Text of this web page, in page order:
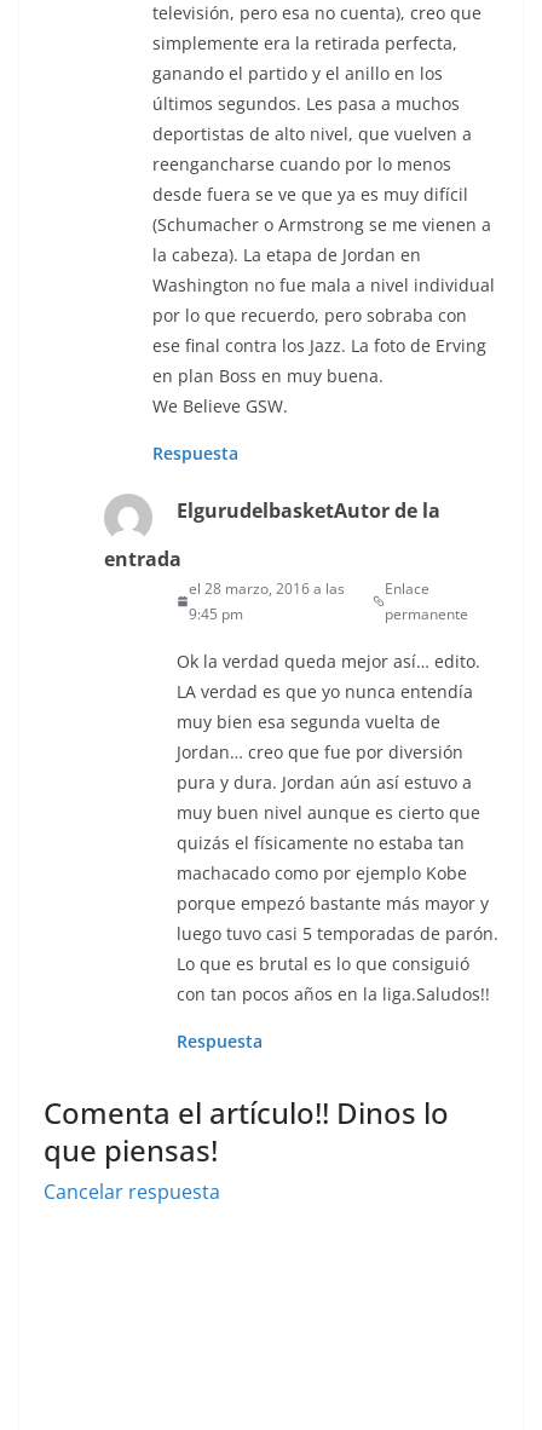
televisión, pero esa no cuenta), creo que
simplemente era la retirada perfecta,
ganando el partido y el anillo en los
últimos segundos. Les pasa a muchos
deportistas de alto nivel, que vuelven a
reengancharse cuando por lo menos
desde fuera se ve que ya es muy difícil
(Schumacher o Armstrong se me vienen a
la cabeza). La etapa de Jordan en
Washington no fue mala a nivel individual
por lo que recuerdo, pero sobraba con
ese final contra los Jazz. La foto de Erving
en plan Boss en muy buena.
We Believe GSW.
Respuesta
ElgurudelbasketAutor de la
entrada
el 28 marzo, 2016 a las
9:45 pm
Enlace
permanente
Ok la verdad queda mejor así… edito.
LA verdad es que yo nunca entendía
muy bien esa segunda vuelta de
Jordan… creo que fue por diversión
pura y dura. Jordan aún así estuvo a
muy buen nivel aunque es cierto que
quizás el físicamente no estaba tan
machacado como por ejemplo Kobe
porque empezó bastante más mayor y
luego tuvo casi 5 temporadas de parón.
Lo que es brutal es lo que consiguió
con tan pocos años en la liga.Saludos!!
Respuesta
Comenta el artículo!! Dinos lo
que piensas!
Cancelar respuesta